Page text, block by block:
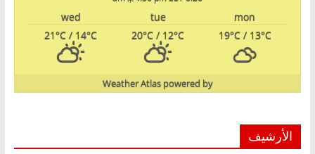
mon
tue
wed
19°C/ 13°C
20°C / 12°C
21°C / 14°C
powered by
Weather Atlas
الأرشيف